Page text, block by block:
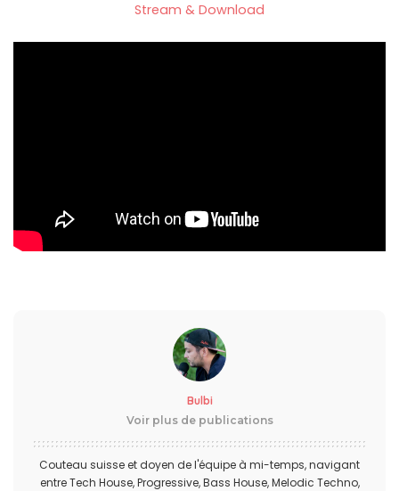
Stream & Download
Bulbi
Voir plus de publications
Couteau suisse et doyen de l'équipe à mi-temps, navigant
entre Tech House, Progressive, Bass House, Melodic Techno,